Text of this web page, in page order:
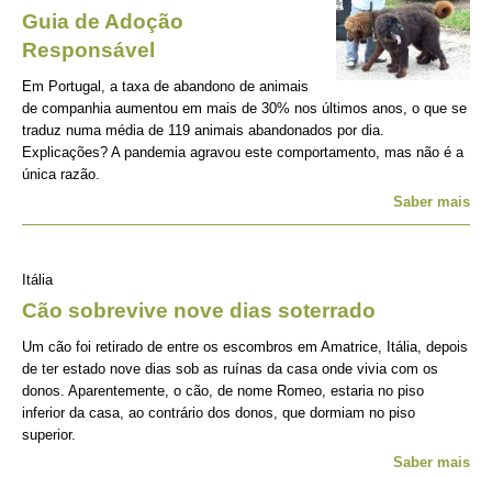
Guia de Adoção
Responsável
Em Portugal, a taxa de abandono de animais
de companhia aumentou em mais de 30% nos últimos anos, o que se
traduz numa média de 119 animais abandonados por dia.
Explicações? A pandemia agravou este comportamento, mas não é a
única razão.
Saber mais
Itália
Cão sobrevive nove dias soterrado
Um cão foi retirado de entre os escombros em Amatrice, Itália, depois
de ter estado nove dias sob as ruínas da casa onde vivia com os
donos. Aparentemente, o cão, de nome Romeo, estaria no piso
inferior da casa, ao contrário dos donos, que dormiam no piso
superior.
Saber mais